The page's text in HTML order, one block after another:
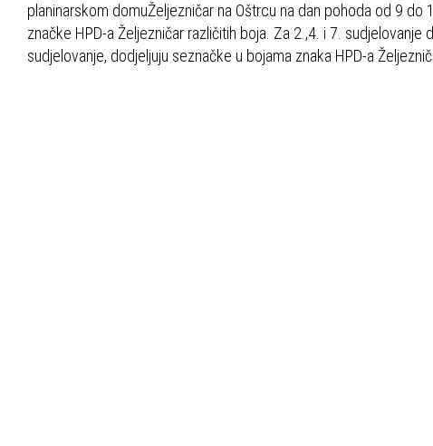
planinarskom domuŽeljezničar na Oštrcu na dan pohoda od 9
značke HPD-a Željezničar različitih boja. Za 2.,4. i 7.
sudjelovanje, dodjeljuju seznačke u bojama znaka HPD-a